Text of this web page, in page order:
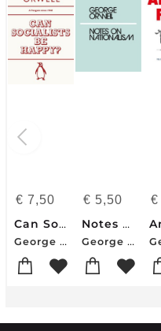
€ 7,50
Can Socialists be Happy?
George Orwell
€ 5,50
Notes on Nationalism
George Orwell
€